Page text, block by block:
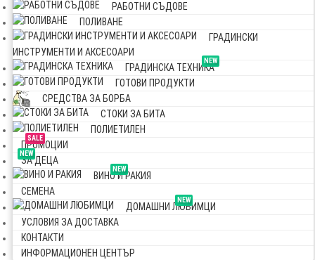
РАБОТНИ СЪДОВЕ
ПОЛИВАНЕ
ГРАДИНСКИ
ИНСТРУМЕНТИ И АКСЕСОАРИ
NEW
ГРАДИНСКА ТЕХНИКА
ГОТОВИ ПРОДУКТИ
СРЕДСТВА ЗА БОРБА
СТОКИ ЗА БИТА
ПОЛИЕТИЛЕН
SALE
ПРОМОЦИИ
NEW
ЗА ДЕЦА
NEW
ВИНО И РАКИЯ
СЕМЕНА
NEW
ДОМАШНИ ЛЮБИМЦИ
УСЛОВИЯ ЗА ДОСТАВКА
КОНТАКТИ
ИНФОРМАЦИОНЕН ЦЕНТЪР